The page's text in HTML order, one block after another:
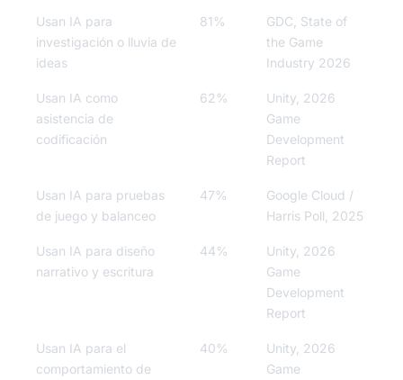
Usan IA para
investigación o lluvia de
ideas
81%
GDC, State of
the Game
Industry 2026
Usan IA como
asistencia de
codificación
62%
Unity, 2026
Game
Development
Report
Usan IA para pruebas
de juego y balanceo
47%
Google Cloud /
Harris Poll, 2025
Usan IA para diseño
narrativo y escritura
44%
Unity, 2026
Game
Development
Report
Usan IA para el
comportamiento de
40%
Unity, 2026
Game